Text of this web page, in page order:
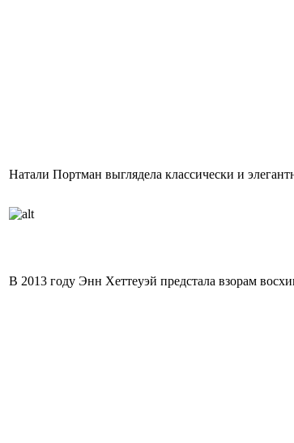
Натали Портман выглядела классически и
В 2013 году Энн Хеттеуэй предстала взорам